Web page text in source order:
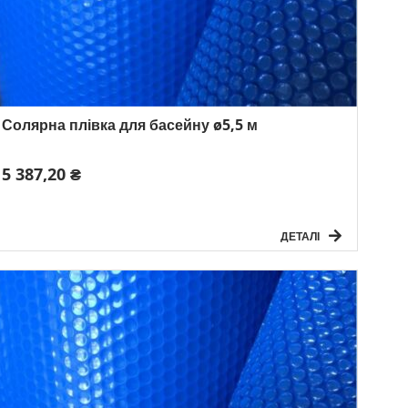
Солярна плівка для басейну ø5,5 м
5 387,20 ₴
Товщина: 180 мікр.
Вага: 4 кг
ДЕТАЛІ